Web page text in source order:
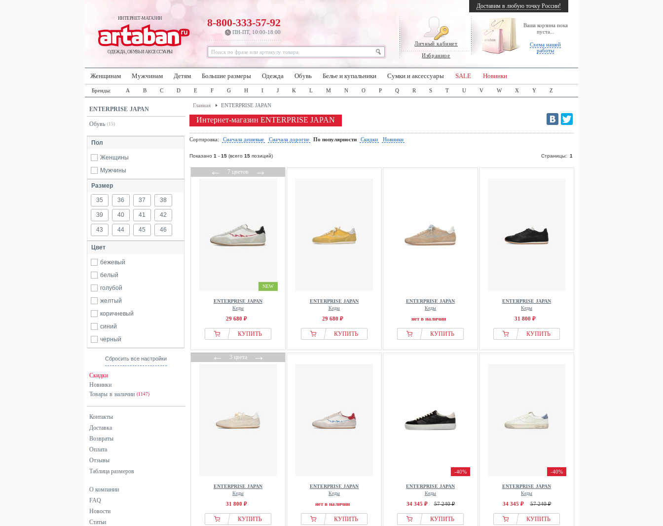
ИНТЕРНЕТ-МАГАЗИН
ОДЕЖДА, ОБУВЬ И АКСЕССУАРЫ
Личный кабинет
Избранное
Ваша корзина пока
пуста...
Схема нашей
работы
8-800-333-57-92
ПН-ПТ, 10:00-18:00
Доставим в любую точку России!
Женщинам Мужчинам Детям Большие размеры Одежда Обувь Белье и купальники Сумки и аксессуары SALE Новинки
Бренды: A B C D E F G H I J K L M N O P Q R S T U V W X Y Z
ENTERPRISE JAPAN
Обувь (15)
Пол
Женщины
Мужчины
Размер
35 36 37 38
39 40 41 42
43 44 45 46
Цвет
бежевый
белый
голубой
желтый
коричневый
синий
черный
Сбросить все настройки
Скидки
Новинки
Товары в наличии (1147)
Контакты
Доставка
Возвраты
Оплата
Отзывы
Таблица размеров
О компании
FAQ
Новости
Статьи
Главная ENTERPRISE JAPAN
Интернет-магазин ENTERPRISE JAPAN
Сортировка: Сначала дешевые Сначала дорогие По популярности Скидки Новинки
Показано 1 - 15 (всего 15 позиций) Страницы: 1
←7 цветов→
NEW
ENTERPRISE JAPAN
Кеды
29 680 ₽
КУПИТЬ
ENTERPRISE JAPAN
Кеды
29 680 ₽
КУПИТЬ
ENTERPRISE JAPAN
Кеды
нет в наличии
КУПИТЬ
ENTERPRISE JAPAN
Кеды
31 800 ₽
КУПИТЬ
←3 цвета→
ENTERPRISE JAPAN
Кеды
31 800 ₽
КУПИТЬ
ENTERPRISE JAPAN
Кеды
нет в наличии
КУПИТЬ
-40%
ENTERPRISE JAPAN
Кеды
34 345 ₽ 57 240 ₽
КУПИТЬ
-40%
ENTERPRISE JAPAN
Кеды
34 345 ₽ 57 240 ₽
КУПИТЬ